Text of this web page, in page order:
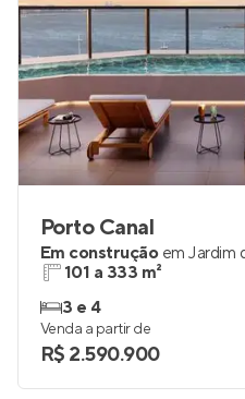
Porto Canal
Em construção em Jardim
101 a 333 m²
3 e 4
Venda a partir de
R$ 2.590.900